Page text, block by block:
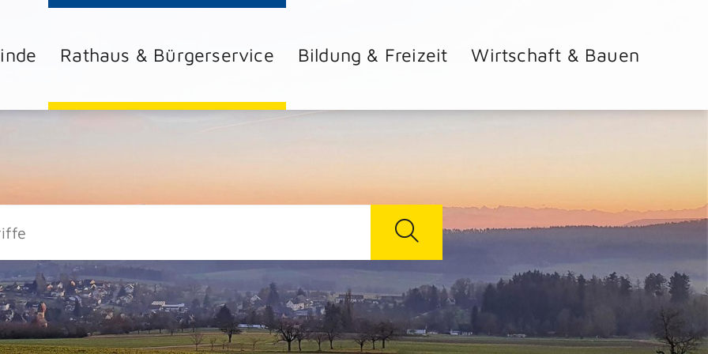
Rathaus & Bürgerservice Bildung & Freizeit Wirtschaft & Bauen